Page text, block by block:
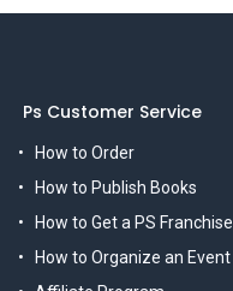
Ps Customer Service
How to Order
How to Publish Books
How to Get a PS Franchise
How to Organize an Event